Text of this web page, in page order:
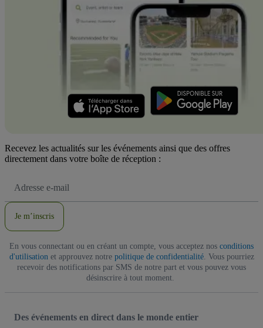
Recevez les actualités sur les événements ainsi que des offres
directement dans votre boîte de réception :
e-
Je m’inscris
En vous connectant ou en créant un compte, vous acceptez nos conditions
d'utilisationet approuvez notre politique de confidentialité. Vous pourriez
recevoir des notifications par SMS de notre part et vous pouvez vous
désinscrire à tout moment.
Des événements en direct dans le monde entier